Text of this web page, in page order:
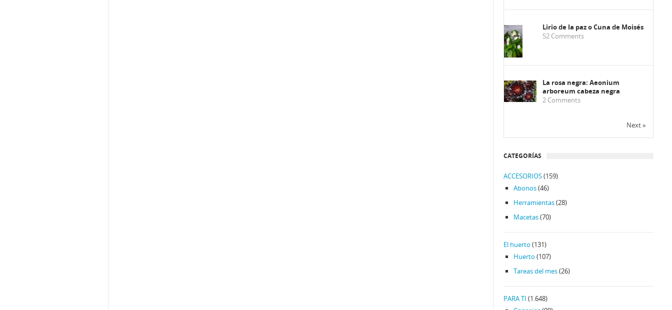
Lirio de la paz o Cuna de Moisés
52 Comments
La rosa negra: Aeonium
arboreum cabeza negra
2 Comments
Next »
CATEGORÍAS
ACCESORIOS(159)
Abonos(46)
Herramientas(28)
Macetas(70)
El huerto (131)
Huerto (107)
Tareas del mes(26)
PARA TI (1.648)